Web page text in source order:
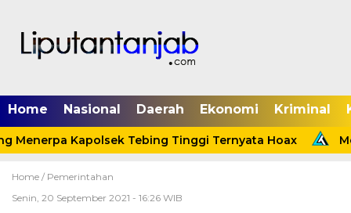
Home Nasional Daerah Ekonomi Kriminal
Kapolsek Tebing Tinggi Ternyata Hoax
Home / Pemerintahan
Senin, 20 September 2021 - 16:26 WIB